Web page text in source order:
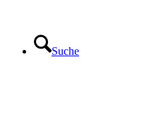
Suche